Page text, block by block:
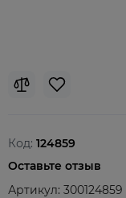
Код: 124859
Оставьте отзыв
Артикул: 300124859